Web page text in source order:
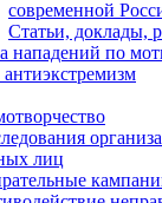
современной
Статьи, доклады,
нападений по
лиц